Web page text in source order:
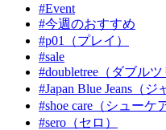
#Event
#今週のおすすめ
#p01（プレイ）
#sale
#doubletree（ダブルツ
#Japan Blue Jeans（
#shoe care（シューケ
#sero（セロ）